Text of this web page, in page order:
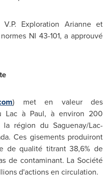
Exploration Arianne et
NI 43-101, a approuvé
) met en valeur des
Lac à Paul, à environ 200
région du Saguenay/Lac-
. Ces gisements produiront
de qualité titrant 38,6% de
de contaminant. La Société
d'actions en circulation.